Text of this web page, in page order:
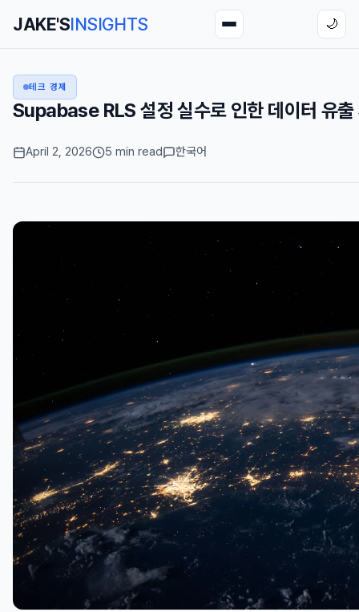
JAKE'SINSIGHTS 🌙
테크 경제
Supabase RLS 설정 실수로 인한 데이터 유출
April 2, 2026 5 min read 한국어